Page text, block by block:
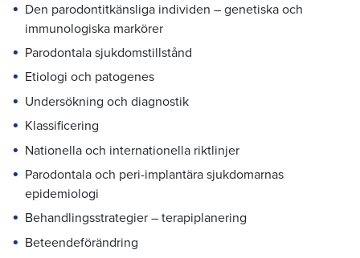
Den parodontitkänsliga individen – genetiska och
immunologiska markörer
Parodontala sjukdomstillstånd
Etiologi och patogenes
Undersökning och diagnostik
Klassificering
Nationella och internationella riktlinjer
Parodontala och peri-implantära sjukdomarnas
epidemiologi
Behandlingsstrategier – terapiplanering
Beteendeförändring